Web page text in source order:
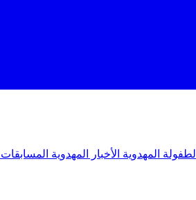
الطفولة المهدوية الأخبار المهدوية